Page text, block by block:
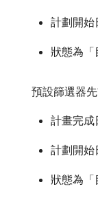
計劃開始
狀態為「
預設篩選器
計畫完成
計劃開始
狀態為「